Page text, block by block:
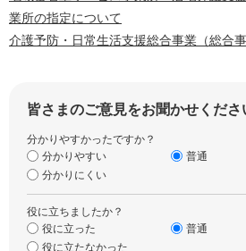
業所の指定について
介護予防・日常生活支援総合事業（総合
皆さまのご意見をお聞かせくださ
分かりやすかったですか？
分かりやすい
普通
分かりにくい
役に立ちましたか？
役に立った
普通
役に立たなかった